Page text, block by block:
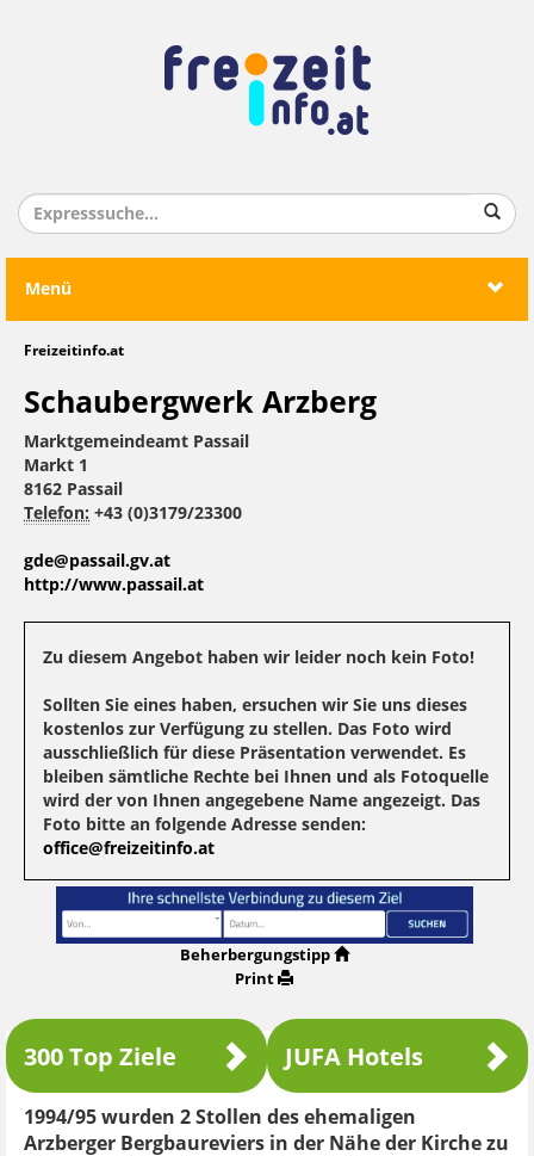
Menü
Freizeitinfo.at
Schaubergwerk Arzberg
Marktgemeindeamt Passail
Markt 1
8162 Passail
Telefon: +43 (0)3179/23300
gde@passail.gv.at
http://www.passail.at
Zu diesem Angebot haben wir leider noch kein Foto!
Sollten Sie eines haben, ersuchen wir Sie uns dieses
kostenlos zur Verfügung zu stellen. Das Foto wird
ausschließlich für diese Präsentation verwendet. Es
bleiben sämtliche Rechte bei Ihnen und als Fotoquelle
wird der von Ihnen angegebene Name angezeigt. Das
Foto bitte an folgende Adresse senden:
office@freizeitinfo.at
Beherbergungstipp
Print
300 Top Ziele JUFA Hotels
1994/95 wurden 2 Stollen des ehemaligen
Arzberger Bergbaureviers in der Nähe der Kirche zu